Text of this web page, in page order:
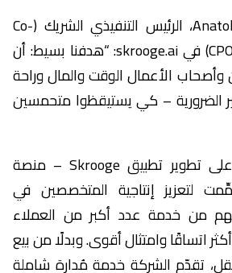
وقال Anatolii Solomanin، الرئيس التنفيذي الشريك (Co-
CEO) ورئيس المنتج (CPO) في skrooge.ai: “هدفنا بسيط: أن
الأعمال الوقت والمال وراحة
الضرورية – كي يستيقظوا متحمسين
وتعمل skrooge.ai على تطوير تطبيق Skrooge – منصة
لتعزيز إنتاجية المتخصصين في
من خدمة عدد أكبر من العملاء
اتساقًا وامتثال أقوى. وبدلًا من بيع
تقدّم الشركة خدمة مُدارة شاملة